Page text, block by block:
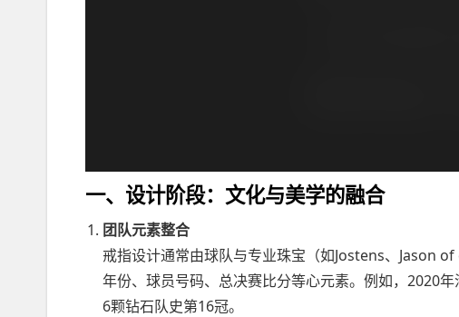
一、设计阶段：文化与美学的融合
团队元素整合
戒指设计通常由球队与专业珠宝（如Jostens、Jason
年份、球员号码、总决赛比分等心元素。例如，2020
6颗钻石队史第16冠。